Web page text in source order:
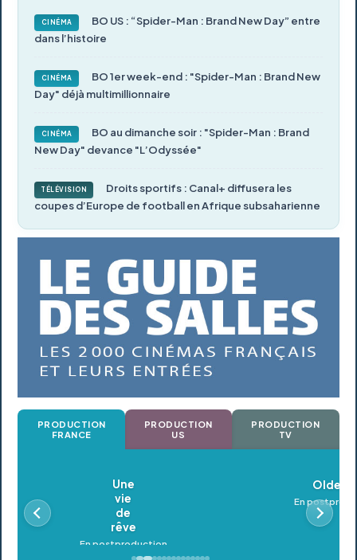
CINÉMA
BO US : “Spider-Man : Brand New Day” entre
dans l’histoire
CINÉMA
BO 1er week-end : "Spider-Man : Brand New
Day" déjà multimillionnaire
CINÉMA
BO au dimanche soir : "Spider-Man : Brand
New Day" devance "L’Odyssée"
TÉLÉVISION
Droits sportifs : Canal+ diffusera les
coupes d’Europe de football en Afrique subsaharienne
PRODUCTION
FRANCE
PRODUCTION
US
PRODUCTION
TV
Oldeupe
En postproduction